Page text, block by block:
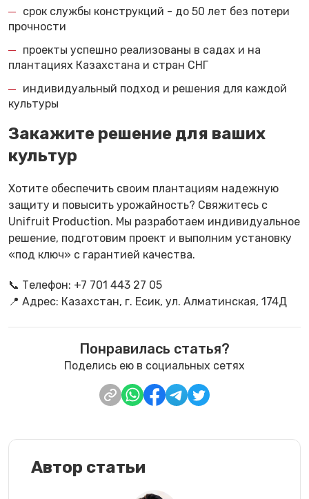
срок службы конструкций - до 50 лет без потери
прочности
проекты успешно реализованы в садах и на
плантациях Казахстана и стран СНГ
индивидуальный подход и решения для каждой
культуры
Закажите решение для ваших
культур
Хотите обеспечить своим плантациям надежную
защиту и повысить урожайность? Свяжитесь с
Unifruit Production. Мы разработаем индивидуальное
решение, подготовим проект и выполним установку
«под ключ» с гарантией качества.
📞 Телефон: +7 701 443 27 05
📍 Адрес: Казахстан, г. Есик, ул. Алматинская, 174Д
Понравилась статья?
Поделись ею в социальных сетях
Автор статьи